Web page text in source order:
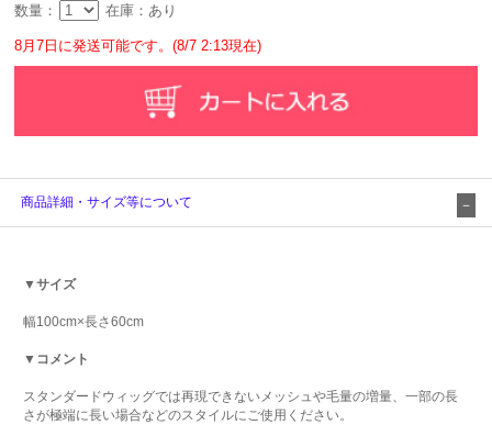
数量： 在庫：あり
8月7日に発送可能です。(8/7 2:13現在)
商品詳細・サイズ等について
▼サイズ
幅100cm×長さ60cm
▼コメント
スタンダードウィッグでは再現できないメッシュや毛量の増量、一部の長
さが極端に長い場合などのスタイルにご使用ください。